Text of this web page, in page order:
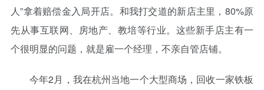
人”拿着赔偿金入局开店。和我打交道的新店主里，80%原
先从事互联网、房地产、教培等行业。这些新手店主有一
个很明显的问题，就是雇一个经理，不亲自管店铺。
今年2月，我在杭州当地一个大型商场，回收一家铁板